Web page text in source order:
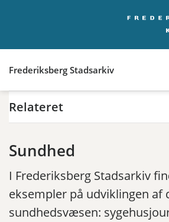
Frederiksberg Stadsarkiv
Relateret
Sundhed
I Frederiksberg Stadsarkiv
eksempler på udviklingen af
sundhedsvæsen: